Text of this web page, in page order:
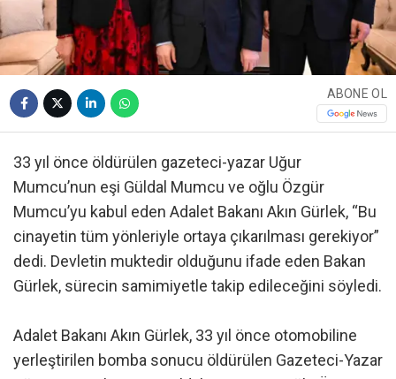
ABONE OL
33 yıl önce öldürülen gazeteci-yazar Uğur
Mumcu’nun eşi Güldal Mumcu ve oğlu Özgür
Mumcu’yu kabul eden Adalet Bakanı Akın Gürlek, “Bu
cinayetin tüm yönleriyle ortaya çıkarılması gerekiyor”
dedi. Devletin muktedir olduğunu ifade eden Bakan
Gürlek, sürecin samimiyetle takip edileceğini söyledi.
Adalet Bakanı Akın Gürlek, 33 yıl önce otomobiline
yerleştirilen bomba sonucu öldürülen Gazeteci-Yazar